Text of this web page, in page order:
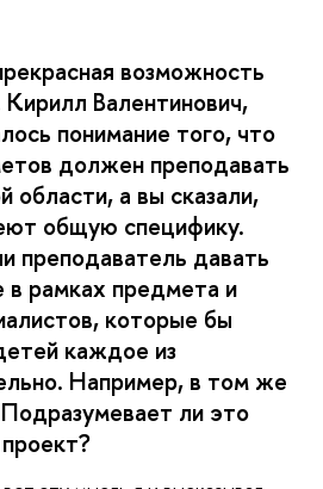
возможность
Валентинович,
понимание того, что
должен преподавать
области, а вы сказали,
общую специфику.
преподаватель давать
рамках предмета и
которые бы
каждое из
Например, в том же
ли это